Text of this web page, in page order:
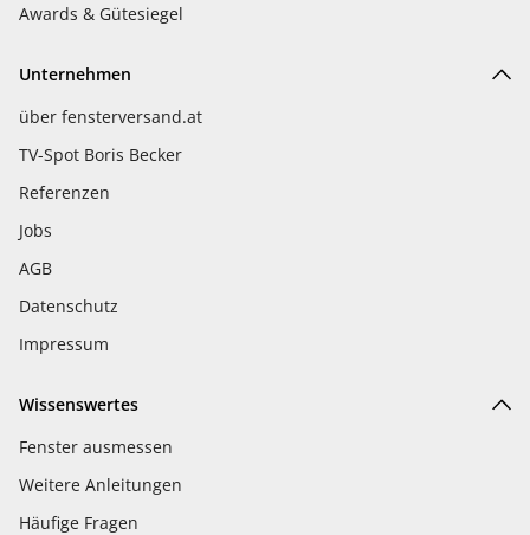
Awards & Gütesiegel
Unternehmen
über fensterversand.at
TV-Spot Boris Becker
Referenzen
Jobs
AGB
Datenschutz
Impressum
Wissenswertes
Fenster ausmessen
Weitere Anleitungen
Häufige Fragen